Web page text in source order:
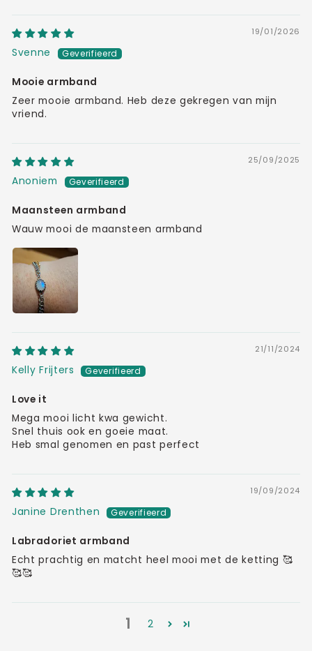
19/01/2026
Svenne
Mooie armband
Zeer mooie armband. Heb deze gekregen van mijn
vriend.
25/09/2025
Anoniem
Maansteen armband
Wauw mooi de maansteen armband
21/11/2024
Kelly Frijters
Love it
Mega mooi licht kwa gewicht.
Snel thuis ook en goeie maat.
Heb smal genomen en past perfect
19/09/2024
Janine Drenthen
Labradoriet armband
Echt prachtig en matcht heel mooi met de ketting 🥰
🥰🥰
1 2